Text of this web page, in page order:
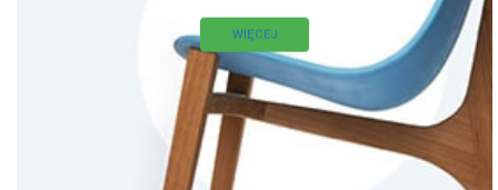
WIĘCEJ